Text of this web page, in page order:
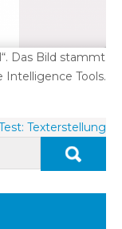
Das Bild stammt
Intelligence Tools.
Texterstellung